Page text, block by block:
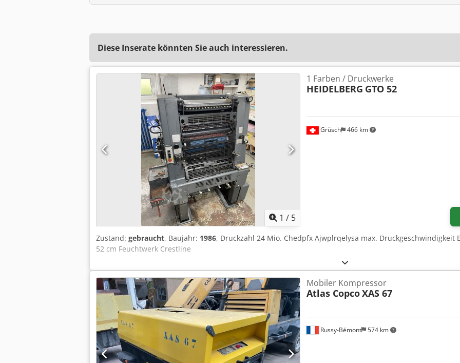
Diese Inserate könnten Sie auch interessieren.
1 / 5
Grüsch 466 km
1 Farben / Druckwerke
HEIDELBERG GTO 52
Zustand: gebraucht, Baujahr: 1986, Druckzahl 24 Mio. Chedpfx Ajwplrqelysa max. Druckgeschwindigkeit
52 cm Feuchtwerk Crestline
Russy-Bémont 574 km
Mobiler Kompressor
Atlas CopcoXAS 67